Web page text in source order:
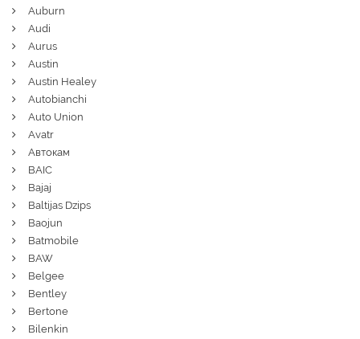
Auburn
Audi
Aurus
Austin
Austin Healey
Autobianchi
Auto Union
Avatr
Автокам
BAIC
Bajaj
Baltijas Dzips
Baojun
Batmobile
BAW
Belgee
Bentley
Bertone
Bilenkin